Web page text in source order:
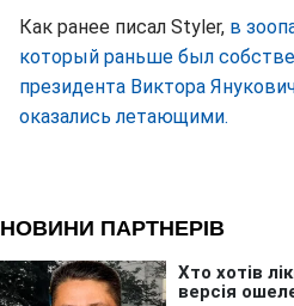
Как ранее писал Styler, в
который раньше был
президента Виктора
оказались летающими.